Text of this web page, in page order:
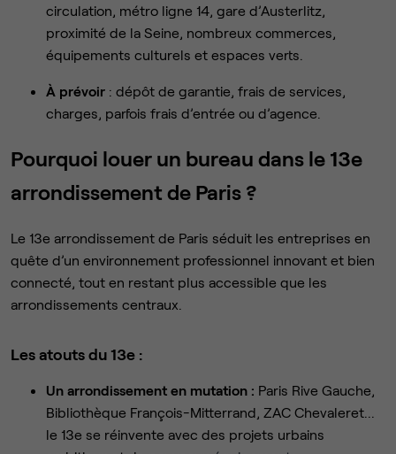
circulation, métro ligne 14, gare d’Austerlitz,
proximité de la Seine, nombreux commerces,
équipements culturels et espaces verts.
À prévoir : dépôt de garantie, frais de services,
charges, parfois frais d’entrée ou d’agence.
Pourquoi louer un bureau dans le 13e
arrondissement de Paris ?
Le 13e arrondissement de Paris séduit les entreprises en
quête d’un environnement professionnel innovant et bien
connecté, tout en restant plus accessible que les
arrondissements centraux.
Les atouts du 13e :
Un arrondissement en mutation : Paris Rive Gauche,
Bibliothèque François-Mitterrand, ZAC Chevaleret...
le 13e se réinvente avec des projets urbains